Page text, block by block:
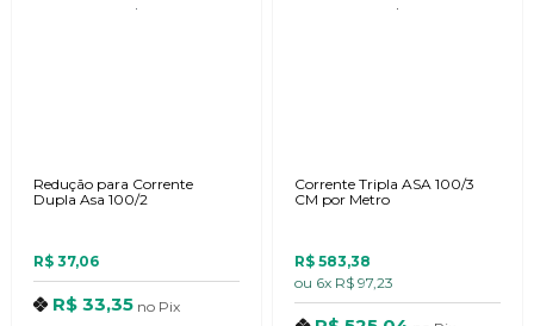
Redução para Corrente
Dupla Asa 100/2
R$ 37,06
R$ 33,35 no Pix
Corrente Tripla ASA 100/3
CM por Metro
R$ 583,38
ou 6x R$ 97,23